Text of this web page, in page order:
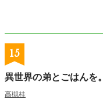
15
異世界の弟とごはんを。
高槻桂